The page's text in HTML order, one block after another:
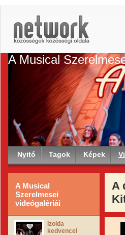
A Musical
Nyitó Tagok Képek
A Musical
Szerelmesei
videógalériái
Izolda
kedvencei
A